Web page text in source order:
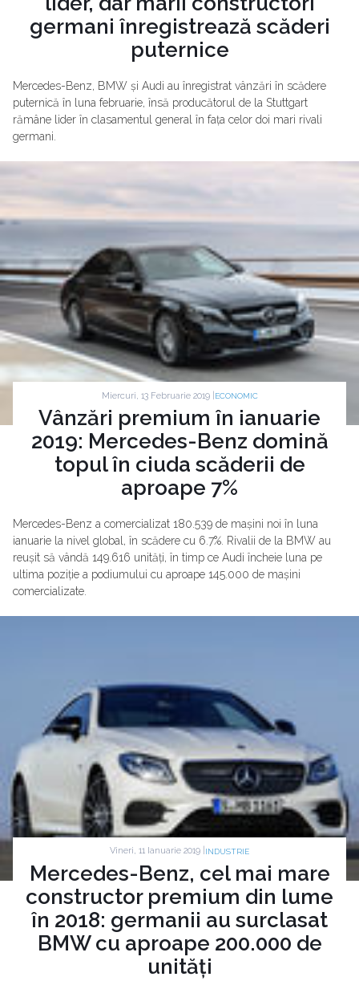
germani înregistrează scăderi
puternice
Mercedes-Benz, BMW și Audi au înregistrat vânzări în scădere
puternică în luna februarie, însă producătorul de la Stuttgart
rămâne lider în clasamentul general în fața celor doi mari rivali
germani.
Miercuri, 13 Februarie 2019 | ECONOMIC
Vânzări premium în ianuarie
2019: Mercedes-Benz domină
topul în ciuda scăderii de
aproape 7%
Mercedes-Benz a comercializat 180.539 de mașini noi în luna
ianuarie la nivel global, în scădere cu 6.7%. Rivalii de la BMW au
reușit să vândă 149.616 unități, în timp ce Audi încheie luna pe
ultima poziție a podiumului cu aproape 145.000 de mașini
comercializate.
Vineri, 11 Ianuarie 2019 | INDUSTRIE
Mercedes-Benz, cel mai mare
constructor premium din lume
în 2018: germanii au surclasat
BMW cu aproape 200.000 de
unități